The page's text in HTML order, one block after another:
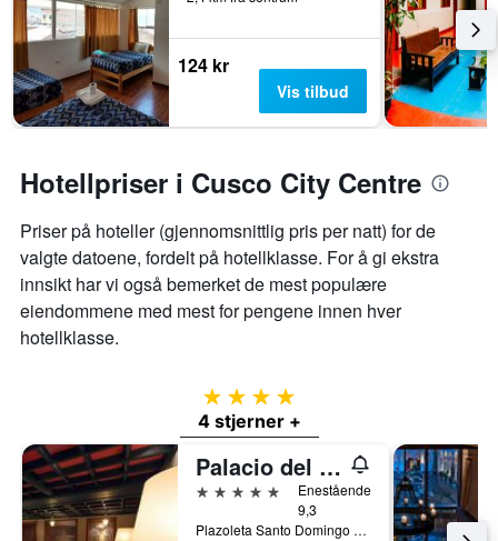
124 kr
Vis tilbud
Hotellpriser i Cusco City Centre
Priser på hoteller (gjennomsnittlig pris per natt) for de
valgte datoene, fordelt på hotellklasse. For å gi ekstra
innsikt har vi også bemerket de mest populære
eiendommene med mest for pengene innen hver
hotellklasse.
4 stjerner
4 stjerner +
Palacio del Inka, a Luxury Collection Hotel
5 stjerner
Enestående
9,3
Plazoleta Santo Domingo 259, Cuzco, Peru